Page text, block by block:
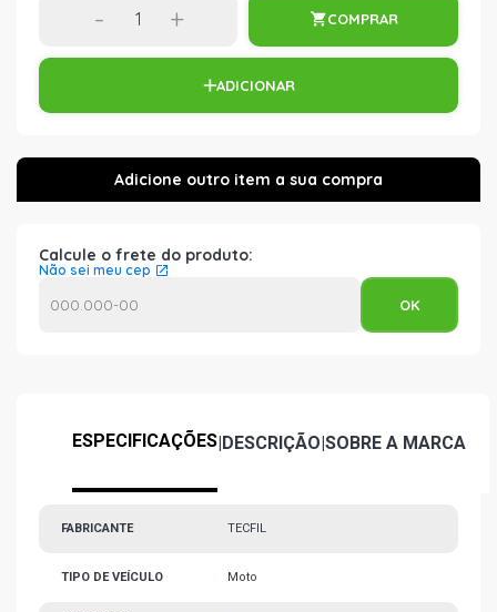
- + COMPRAR
ADICIONAR
Calcule o frete do produto:
Não sei meu cep
ESPECIFICAÇÕES|DESCRIÇÃO|SOBRE A MARCA
FABRICANTE TECFIL
TIPO DE VEÍCULO Moto